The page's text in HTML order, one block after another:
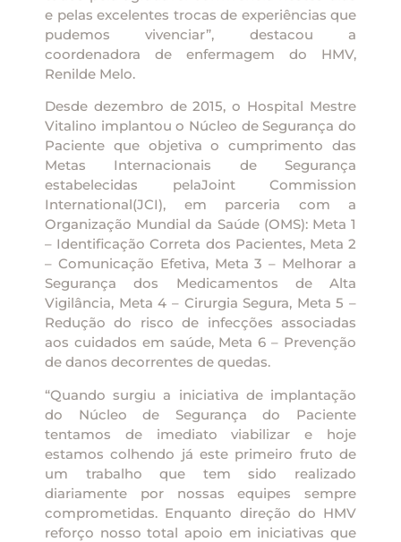
e pelas excelentes trocas de experiências que
pudemos vivenciar”, destacou a
coordenadora de enfermagem do HMV,
Renilde Melo.
Desde dezembro de 2015, o Hospital Mestre
Vitalino implantou o Núcleo de Segurança do
Paciente que objetiva o cumprimento das
Metas Internacionais de Segurança
estabelecidas pelaJoint Commission
International(JCI), em parceria com a
Organização Mundial da Saúde (OMS): Meta 1
– Identificação Correta dos Pacientes, Meta 2
– Comunicação Efetiva, Meta 3 – Melhorar a
Segurança dos Medicamentos de Alta
Vigilância, Meta 4 – Cirurgia Segura, Meta 5 –
Redução do risco de infecções associadas
aos cuidados em saúde, Meta 6 – Prevenção
de danos decorrentes de quedas.
“Quando surgiu a iniciativa de implantação
do Núcleo de Segurança do Paciente
tentamos de imediato viabilizar e hoje
estamos colhendo já este primeiro fruto de
um trabalho que tem sido realizado
diariamente por nossas equipes sempre
comprometidas. Enquanto direção do HMV
reforço nosso total apoio em iniciativas que